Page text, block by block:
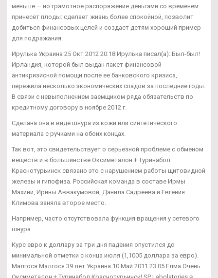
меньше — но грамотное распоряжение деньгами со временем
принесёт плоды: сделает жизнь более спокойной, позволит
добиться финансовых целей и создаст детям хороший пример
для подражания.
Ирулька Украина 25 Окт 2012 20:18 Ирулька писал(а): Был-был!
Ирландия, которой был выдан пакет финансовой
антикризисной помощи после ее банковского кризиса,
пережила несколько экономических спадов за последние годы.
В связи с невыполнением заемщиком ряда обязательств по
кредитному договору в ноябре 2012 г.
Сделана она в виде шнура из кожи или синтетического
материала с ручками на обоих концах.
Так вот, это свидетельствует о серьезной проблеме с обменом
веществ и в большинстве Оксиметалон + Туринабол
Краснотурьинск связано это с нарушением работы щитовидной
железы и гипофиза. Российская команда в составе Ирмы
Махини, Ирины Аввакумовой, Данила Садреева и Евгения
Климова заняла второе место.
Например, часто отсутствовала функция вращения у сетевого
шнура.
Курс евро к доллару за три дня падения опустился до
минимальной отметки с конца июля (1,1005 доллара за евро).
Малгося Малгося 39 лет Украина 10 Май 2011 23:05 Елма Очень